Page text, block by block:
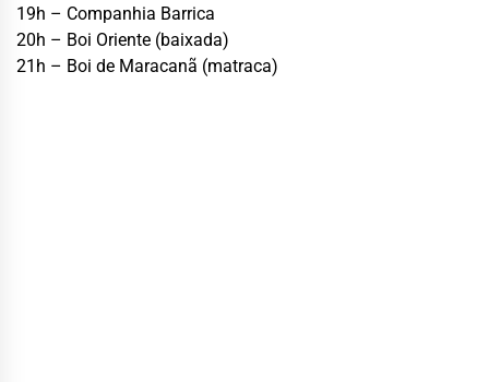
19h – Companhia Barrica
20h – Boi Oriente (baixada)
21h – Boi de Maracanã (matraca)